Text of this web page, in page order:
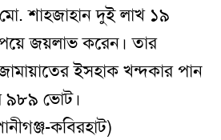
মো. শাহজাহান দুই লাখ ১৯
জয়লাভ করেন। তার
জামায়াতের ইসহাক খন্দকার পান
৯৮৯ ভোট।
কবিরহাট)